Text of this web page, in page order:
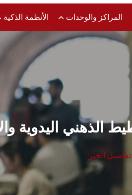
المراكز والوحدات الأنظمة الذكية
اليدوية
تفاصيل الخبر